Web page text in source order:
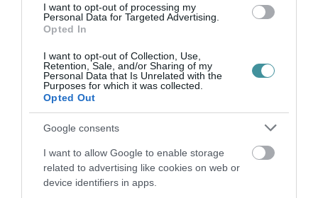
I want to opt-out of processing my
Personal Data for Targeted Advertising.
Opted In
I want to opt-out of Collection, Use,
Retention, Sale, and/or Sharing of my
Personal Data that Is Unrelated with the
Purposes for which it was collected.
Opted Out
Google consents
I want to allow Google to enable storage
related to advertising like cookies on web or
device identifiers in apps.
Legfrissebb híreink
35 PERCES TANÓRÁK ÉS KEVESEBB HÁZI
FELADAT JÖHET AZ ALSÓ ...
2026. augusztus 08